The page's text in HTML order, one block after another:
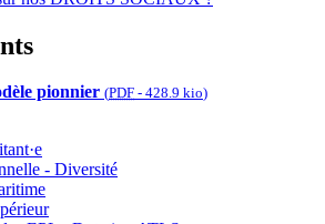
pionnier (PDF - 428.9 kio)
- Diversité